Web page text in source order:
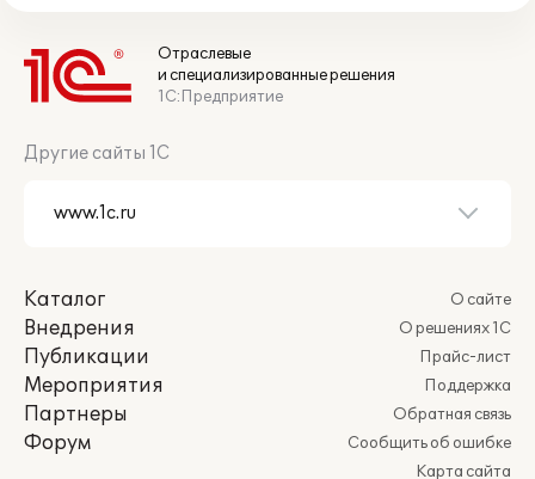
Отраслевые
и специализированные решения
1С:Предприятие
Другие сайты 1С
Каталог
Внедрения
Публикации
Мероприятия
Партнеры
Форум
О сайте
О решениях 1С
Прайс-лист
Поддержка
Обратная связь
Сообщить об ошибке
Карта сайта